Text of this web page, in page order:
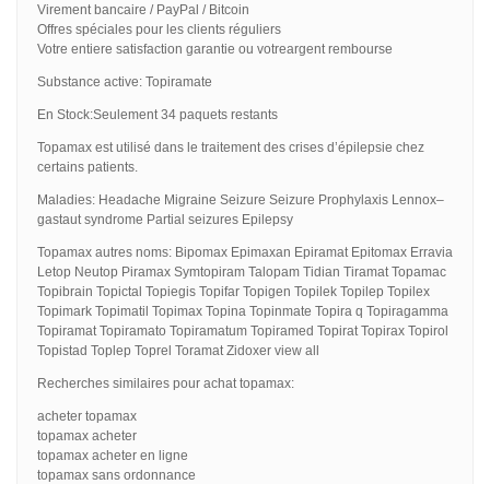
Virement bancaire / PayPal / Bitcoin
Offres spéciales pour les clients réguliers
Votre entiere satisfaction garantie ou votreargent rembourse
Substance active: Topiramate
En Stock:Seulement 34 paquets restants
Topamax est utilisé dans le traitement des crises d’épilepsie chez
certains patients.
Maladies: Headache Migraine Seizure Seizure Prophylaxis Lennox–
gastaut syndrome Partial seizures Epilepsy
Topamax autres noms: Bipomax Epimaxan Epiramat Epitomax Erravia
Letop Neutop Piramax Symtopiram Talopam Tidian Tiramat Topamac
Topibrain Topictal Topiegis Topifar Topigen Topilek Topilep Topilex
Topimark Topimatil Topimax Topina Topinmate Topira q Topiragamma
Topiramat Topiramato Topiramatum Topiramed Topirat Topirax Topirol
Topistad Toplep Toprel Toramat Zidoxer view all
Recherches similaires pour achat topamax:
acheter topamax
topamax acheter
topamax acheter en ligne
topamax sans ordonnance